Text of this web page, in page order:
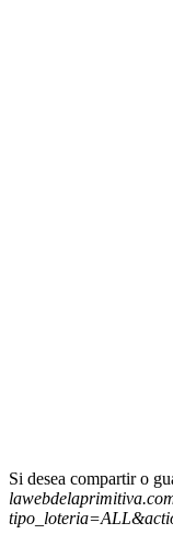
Si desea compartir o